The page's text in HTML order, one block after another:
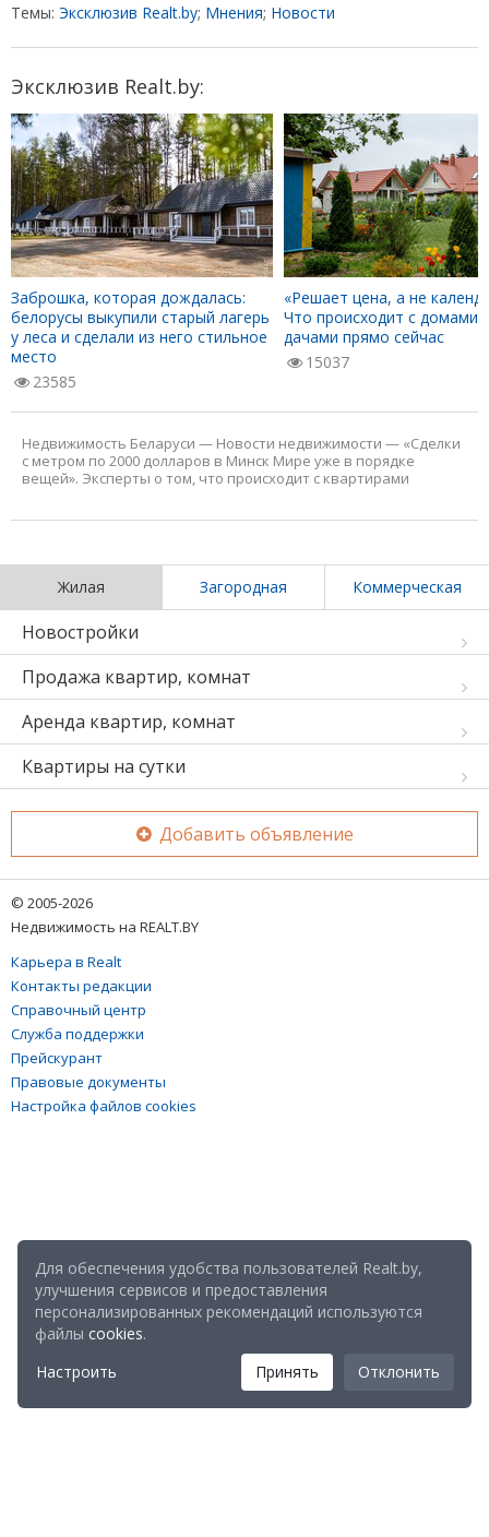
Темы: Эксклюзив Realt.by; Мнения; Новости
Эксклюзив Realt.by:
Заброшка, которая дождалась:
белорусы выкупили старый лагерь
у леса и сделали из него стильное
место
23585
«Решает цена, а не
Что происходит с домами
дачами прямо сейчас
15037
Недвижимость Беларуси — Новости недвижимости — «Сделки
с метром по 2000 долларов в Минск Мире уже в порядке
вещей». Эксперты о том, что происходит с квартирами
Жилая Загородная Коммерческая
Новостройки
Продажа квартир, комнат
Аренда квартир, комнат
Квартиры на сутки
Добавить объявление
© 2005-2026
Недвижимость на REALT.BY
Карьера в Realt
Контакты редакции
Справочный центр
Служба поддержки
Прейскурант
Правовые документы
Настройка файлов cookies
Для обеспечения удобства пользователей Realt.by,
улучшения сервисов и предоставления
персонализированных рекомендаций используются
файлы cookies.
Настроить
Принять Отклонить